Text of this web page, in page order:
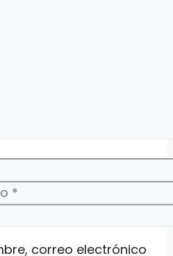
correo electrónico